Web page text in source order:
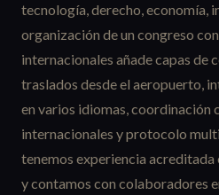
tecnología, derecho, economía,
organización de un congreso
internacionales añade capas de
traslados desde el aeropuerto,
en varios idiomas, coordinación
internacionales y protocolo
tenemos experiencia acreditada
y contamos con colaboradores